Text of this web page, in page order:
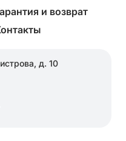
и возврат
д. 10